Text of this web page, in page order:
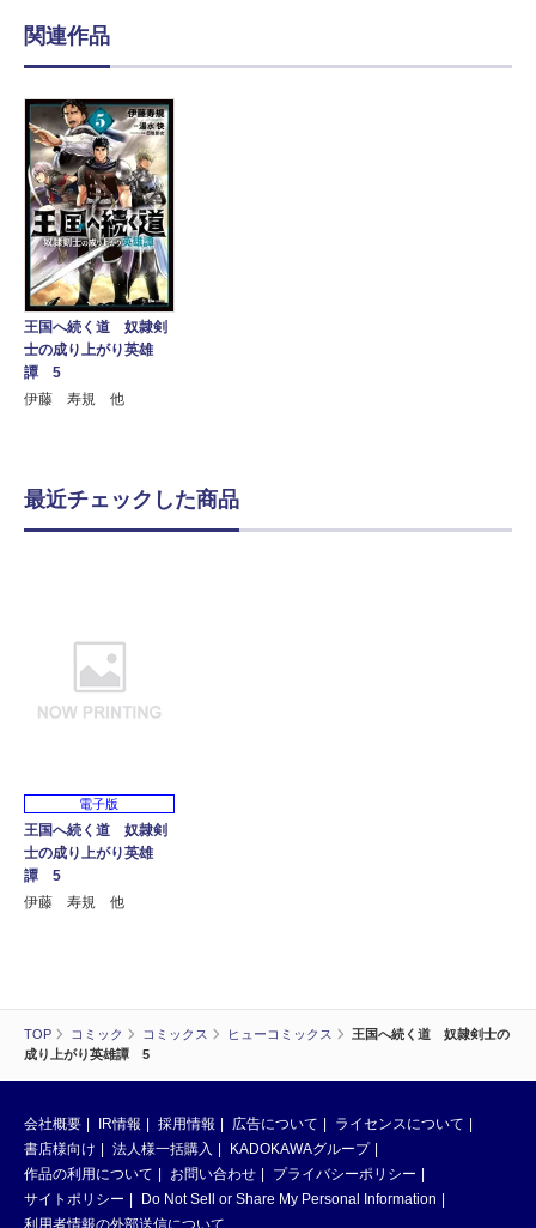
TOP コミック コミックス ヒューコミックス
王国へ続く道 奴隷剣士の
成り上がり英雄譚 5
関連作品
王国へ続く道 奴隷剣
士の成り上がり英雄
譚 5
伊藤 寿規 他
最近チェックした商品
電子版
王国へ続く道 奴隷剣
士の成り上がり英雄
譚 5
伊藤 寿規 他
会社概要 IR情報 採用情報 広告について
ライセンスについて
書店様向け
法人様一括購入
KADOKAWAグループ
作品の利用について
お問い合わせ
プライバシーポリシー
サイトポリシー
Do Not Sell or Share My Personal Information